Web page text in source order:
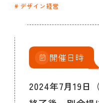
メンバーシ
メルマガ登録 デザ
関西デザイン学校一
デザイン経営
開催日時
2024年7月19日